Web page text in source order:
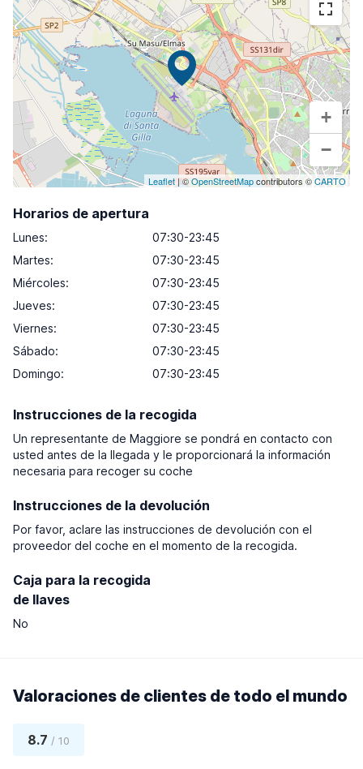
+
−
Leaflet| ©OpenStreetMapcontributors ©CARTO
Horarios de apertura
Lunes:
07:30-23:45
Martes:
07:30-23:45
Miércoles:
07:30-23:45
Jueves:
07:30-23:45
Viernes:
07:30-23:45
Sábado:
07:30-23:45
Domingo: 07:30-23:45
Instrucciones de la recogida
Un representante de Maggiore se pondrá en contacto con
usted antes de la llegada y le proporcionará la información
necesaria para recoger su coche
Instrucciones de la devolución
Por favor, aclare las instrucciones de devolución con el
proveedor del coche en el momento de la recogida.
Caja para la recogida
de llaves
No
Valoraciones de clientes de todo el mundo
8.7 / 10